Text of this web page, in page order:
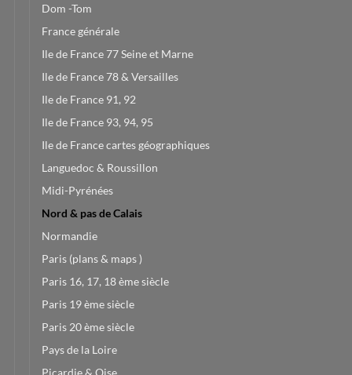
Dom -Tom
France générale
Ile de France 77 Seine et Marne
Ile de France 78 & Versailles
Ile de France 91, 92
Ile de France 93, 94, 95
Ile de France cartes géographiques
Languedoc & Roussillon
Midi-Pyrénées
Nord & pas de Calais
Normandie
Paris (plans & maps )
Paris 16, 17, 18 ème siècle
Paris 19 ème siècle
Paris 20 ème siècle
Pays de la Loire
Picardie & Oise